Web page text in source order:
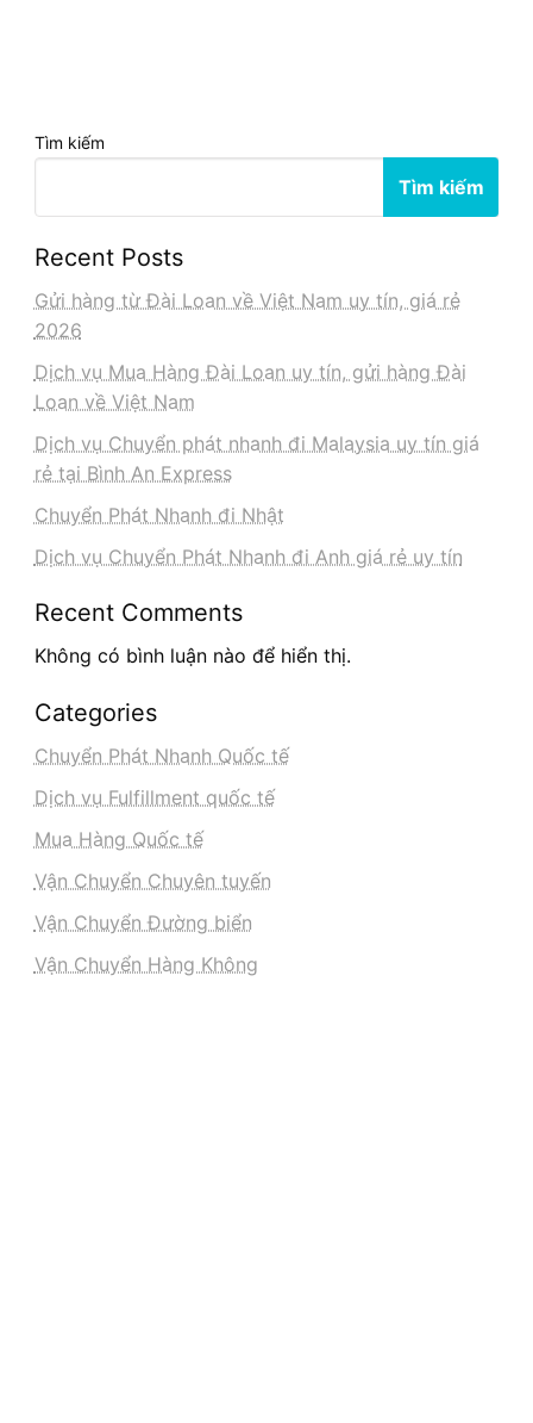
Tìm kiếm
Tìm kiếm
Recent Posts
Gửi hàng từ Đài Loan về Việt Nam uy tín, giá rẻ
2026
Dịch vụ Mua Hàng Đài Loan uy tín, gửi hàng Đài
Loan về Việt Nam
Dịch vụ Chuyển phát nhanh đi Malaysia uy tín giá
rẻ tại Bình An Express
Chuyển Phát Nhanh đi Nhật
Dịch vụ Chuyển Phát Nhanh đi Anh giá rẻ uy tín
Recent Comments
Không có bình luận nào để hiển thị.
Categories
Chuyển Phát Nhanh Quốc tế
Dịch vụ Fulfillment quốc tế
Mua Hàng Quốc tế
Vận Chuyển Chuyên tuyến
Vận Chuyển Đường biển
Vận Chuyển Hàng Không